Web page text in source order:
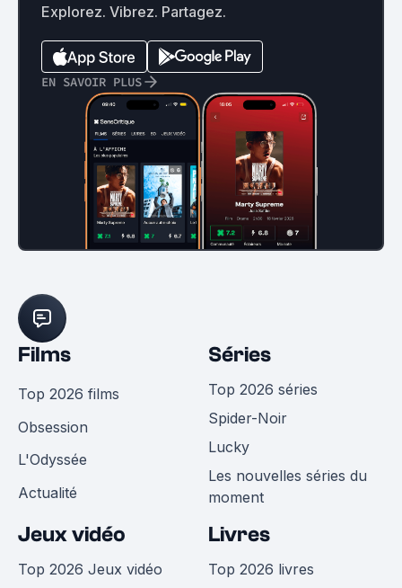
Explorez. Vibrez. Partagez.
EN SAVOIR PLUS
Films
Top 2026 films
Obsession
L'Odyssée
Actualité
Séries
Top 2026 séries
Spider-Noir
Lucky
Les nouvelles séries du
moment
Jeux vidéo
Top 2026 Jeux vidéo
Livres
Top 2026 livres